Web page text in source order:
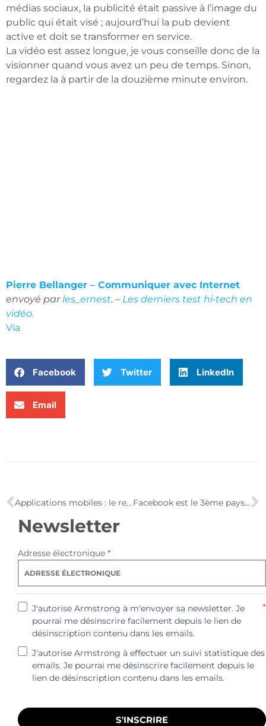
médias sociaux, la publicité était passive à l’image du
public qui était visé ; aujourd’hui la pub devient
active et doit se transformer en service.
La vidéo est assez longue, je vous conseille donc de la
visionner quand vous avez un peu de temps. Sinon,
regardez la à partir de la douzième minute environ.
Pierre Bellanger – Communiquer avec Internet
envoyé parles_ernest. – Les derniers test hi-tech en
vidéo.
Via
Facebook Twitter LinkedIn
Email
Applications mobiles : le retour d’expérience des développeurs ! Facebook est le 3ème pays au monde en terme de population !
Newsletter
Adresse électronique *
J'autorise Armstrong à m'envoyer sa newsletter. Je
pourrai me désinscrire facilement depuis le lien de
désinscription contenu dans les emails.
*
J'autorise Armstrong à effectuer un suivi statistique des
emails. Je pourrai me désinscrire facilement depuis le
lien de désinscription contenu dans les emails.
S'INSCRIRE